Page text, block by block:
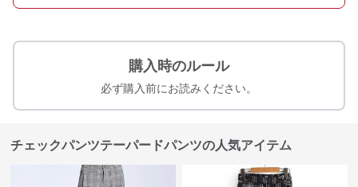
購入時のルール
必ず購入前にお読みください。
チェックパンツテーパードパンツの人気アイテム